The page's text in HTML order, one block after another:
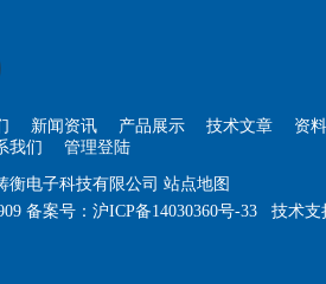
新闻资讯 产品展示 技术文章
资
我们 管理登陆
衡电子科技有限公司 站点地图
备案号： 沪ICP备14030360号-33 技术支